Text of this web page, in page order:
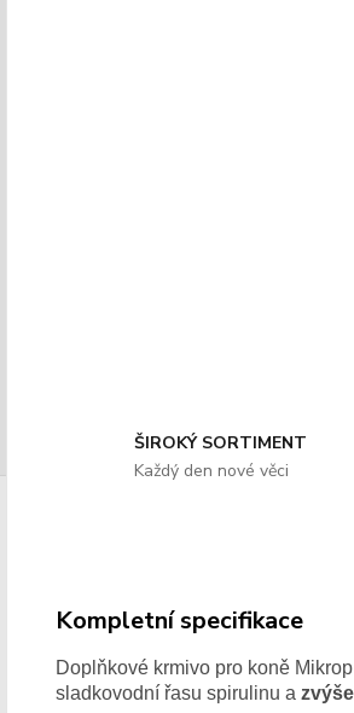
ŠIROKÝ SORTIMENT
Každý den nové věci
Kompletní specifikace
Doplňkové krmivo pro koně
sladkovodní řasu spirulinu a